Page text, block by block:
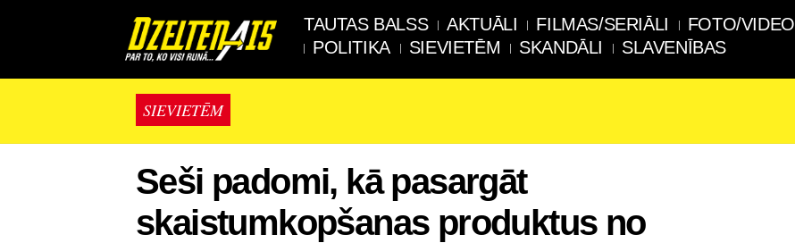
TAUTAS BALSS AKTUĀLI FILMAS/SERIĀLI FOTO/VIDEO
POLITIKA
SIEVIETĒM SKANDĀLI SLAVENĪBAS
SIEVIETĒM
Seši padomi, kā pasargāt
skaistumkopšanas produktus no